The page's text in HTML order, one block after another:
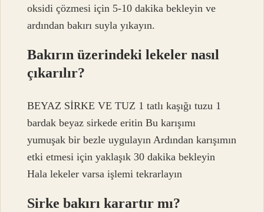
oksidi çözmesi için 5-10 dakika bekleyin ve
ardından bakırı suyla yıkayın.
Bakırın üzerindeki lekeler nasıl
çıkarılır?
BEYAZ SİRKE VE TUZ 1 tatlı kaşığı tuzu 1
bardak beyaz sirkede eritin Bu karışımı
yumuşak bir bezle uygulayın Ardından karışımın
etki etmesi için yaklaşık 30 dakika bekleyin
Hala lekeler varsa işlemi tekrarlayın
Sirke bakırı karartır mı?